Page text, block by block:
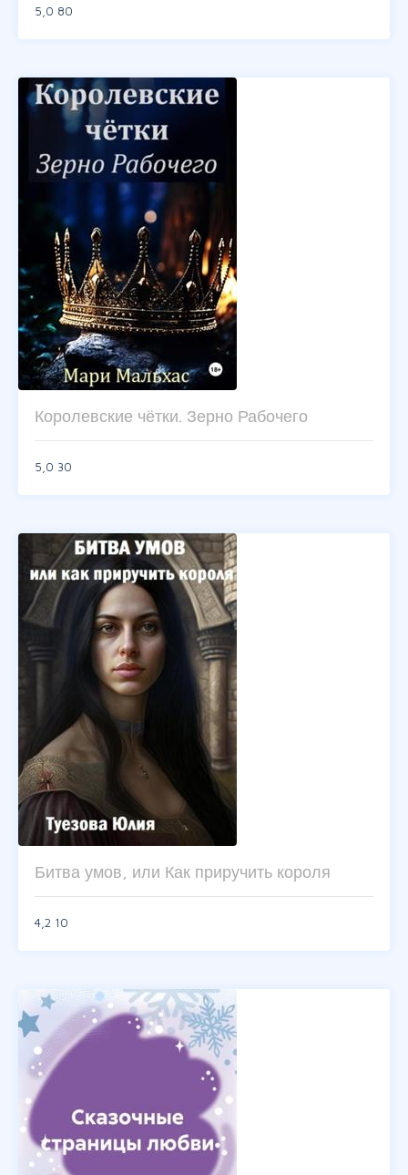
5,0 80
Королевские чётки. Зерно Рабочего
5,0 30
Битва умов, или Как приручить короля
4,2 10